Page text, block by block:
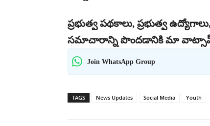
ప్రభుత్వ పథకాలు, ప్రభుత్వ
సమాచారాన్ని పొందడానికి మా వాట్సాప్
Join WhatsApp Group
TAGS News Updates Social Media Youth